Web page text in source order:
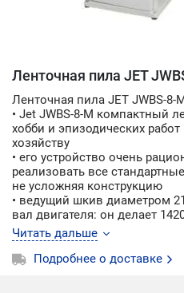
Ленточная пила JET
Ленточная пила JET JWBS-8-
• Jet JWBS-8-M компактный
хобби и эпизодических
хозяйству
• его устройство очень
реализовать все
не усложняя конструкцию
• ведущий шкив диаметром
вал двигателя: он делает
понижающий редуктор не
• направляющие полотна
цилиндрических штифтов,
Читать дальше
Подробнее о доставке